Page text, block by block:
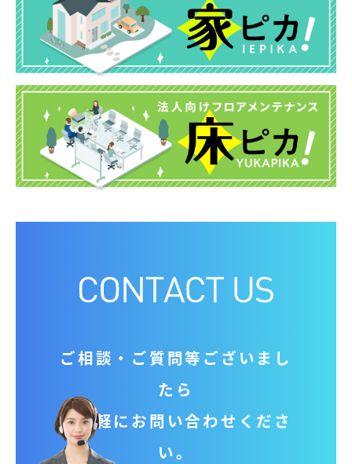
ご相談‧ご質問等ございまし
たら
お気軽にお問い合わせくださ
い。